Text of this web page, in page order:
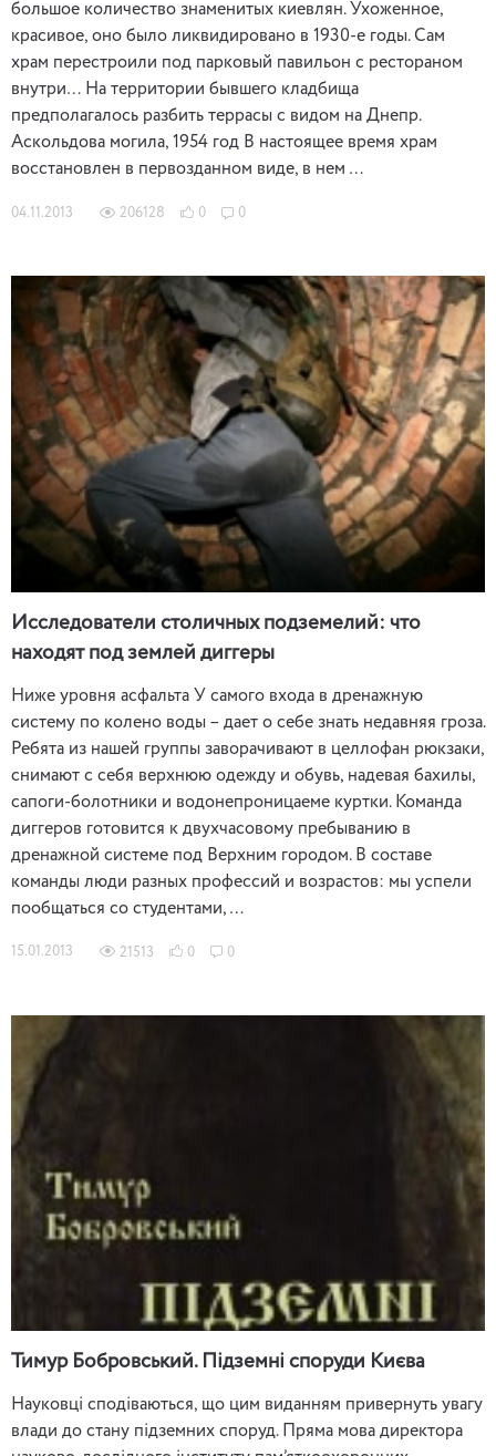
большое количество знаменитых киевлян. Ухоженное,
красивое, оно было ликвидировано в 1930-е годы. Сам
храм перестроили под парковый павильон с рестораном
внутри… На территории бывшего кладбища
предполагалось разбить террасы с видом на Днепр.
Аскольдова могила, 1954 год В настоящее время храм
восстановлен в первозданном виде, в нем …
04.11.2013 206128 0 0
Исследователи столичных подземелий: что
находят под землей диггеры
Ниже уровня асфальта У самого входа в дренажную
систему по колено воды – дает о себе знать недавняя гроза.
Ребята из нашей группы заворачивают в целлофан рюкзаки,
снимают с себя верхнюю одежду и обувь, надевая бахилы,
сапоги-болотники и водонепроницаеме куртки. Команда
диггеров готовится к двухчасовому пребыванию в
дренажной системе под Верхним городом. В составе
команды люди разных профессий и возрастов: мы успели
пообщаться со студентами, …
15.01.2013 21513 0 0
Тимур Бобровський. Підземні споруди Києва
Науковці сподіваються, що цим виданням привернуть увагу
влади до стану підземних споруд. Пряма мова директора